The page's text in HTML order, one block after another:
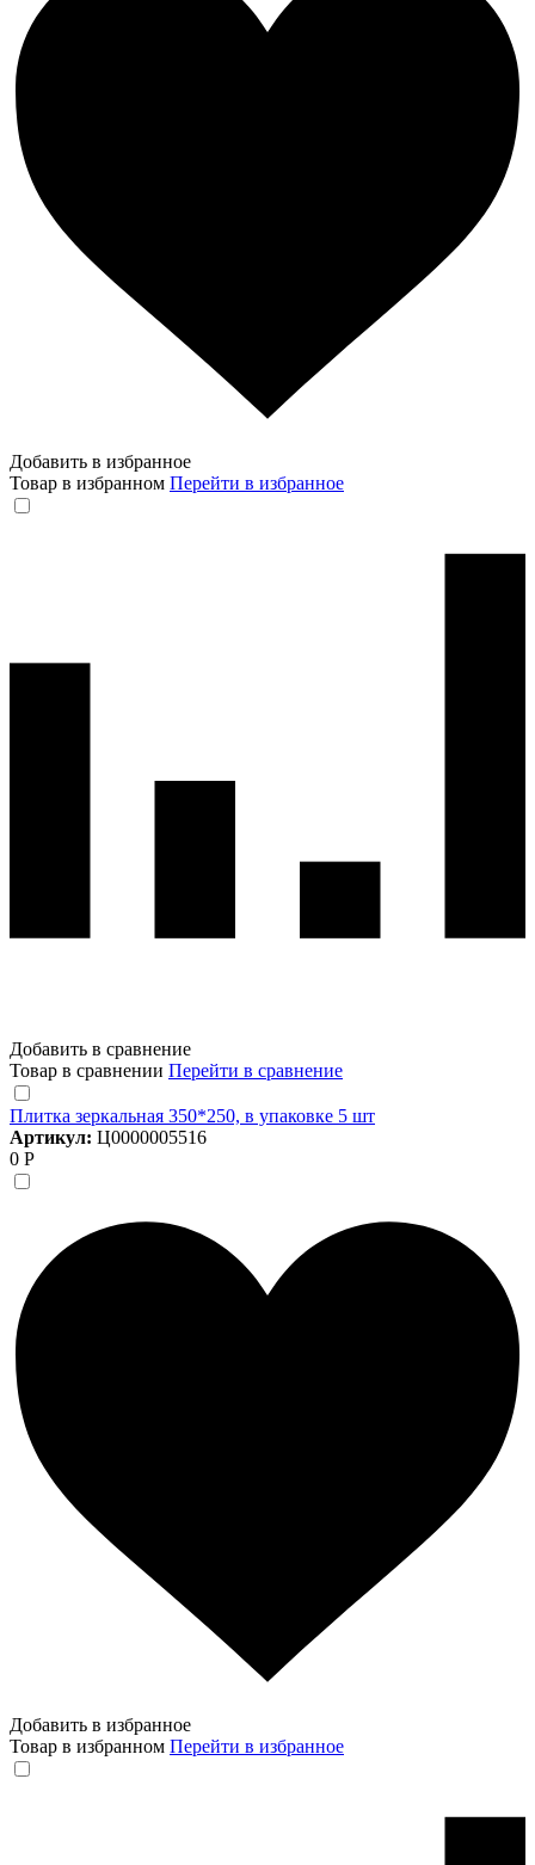
Добавить в избранное
Товар в избранном Перейти в избранное
Добавить в сравнение
Товар в сравнении Перейти в сравнение
Плитка зеркальная 350*250, в упаковке 5 шт
Артикул: Ц0000005516
0 Р
Добавить в избранное
Товар в избранном Перейти в избранное